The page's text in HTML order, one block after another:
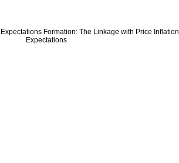
Formation: The Linkage with Price Inflation
Expectations